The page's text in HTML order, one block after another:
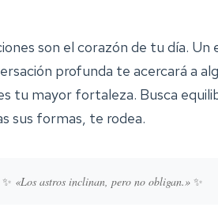
son el corazón de tu día. Un
profunda te acercará a
tu mayor fortaleza. Busca
sus formas, te rodea.
✨ «Los astros inclinan, pero no obligan.» ✨